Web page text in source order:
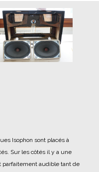
Isophon sont placés à
Sur les côtés il y a une
parfaitement audible tant de